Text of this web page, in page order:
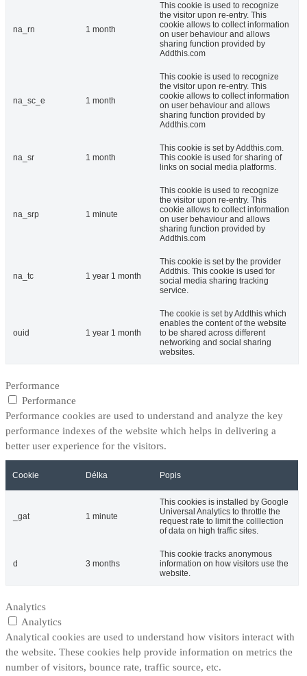
na_rn 1 month
This cookie is used to recognize
the visitor upon re-entry. This
cookie allows to collect information
on user behaviour and allows
sharing function provided by
Addthis.com
na_sc_e 1 month
This cookie is used to recognize
the visitor upon re-entry. This
cookie allows to collect information
on user behaviour and allows
sharing function provided by
Addthis.com
na_sr 1 month
This cookie is set by Addthis.com.
This cookie is used for sharing of
links on social media platforms.
na_srp 1 minute
This cookie is used to recognize
the visitor upon re-entry. This
cookie allows to collect information
on user behaviour and allows
sharing function provided by
Addthis.com
na_tc 1 year 1 month
This cookie is set by the provider
Addthis. This cookie is used for
social media sharing tracking
service.
ouid 1 year 1 month
The cookie is set by Addthis which
enables the content of the website
to be shared across different
networking and social sharing
websites.
Performance
Performance
Performance cookies are used to understand and analyze the key
performance indexes of the website which helps in delivering a
better user experience for the visitors.
Cookie Délka Popis
_gat 1 minute
This cookies is installed by Google
Universal Analytics to throttle the
request rate to limit the colllection
of data on high traffic sites.
d 3 months
This cookie tracks anonymous
information on how visitors use the
website.
Analytics
Analytics
Analytical cookies are used to understand how visitors interact with
the website. These cookies help provide information on metrics the
number of visitors, bounce rate, traffic source, etc.